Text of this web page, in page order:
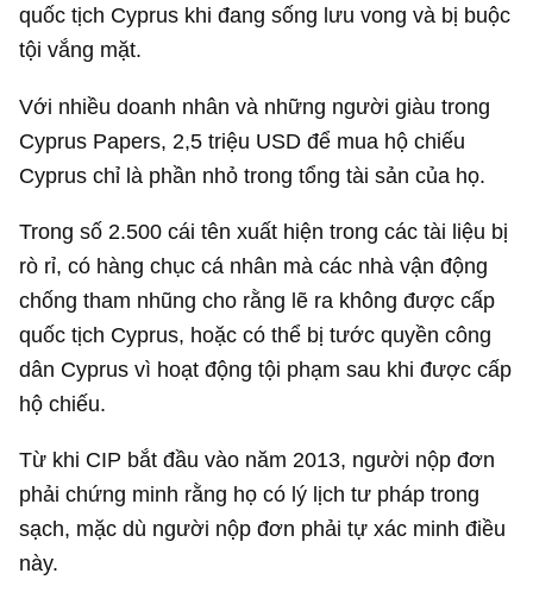
quốc tịch Cyprus khi đang sống lưu vong và bị buộc
tội vắng mặt.
Với nhiều doanh nhân và những người giàu trong
Cyprus Papers, 2,5 triệu USD để mua hộ chiếu
Cyprus chỉ là phần nhỏ trong tổng tài sản của họ.
Trong số 2.500 cái tên xuất hiện trong các tài liệu bị
rò rỉ, có hàng chục cá nhân mà các nhà vận động
chống tham nhũng cho rằng lẽ ra không được cấp
quốc tịch Cyprus, hoặc có thể bị tước quyền công
dân Cyprus vì hoạt động tội phạm sau khi được cấp
hộ chiếu.
Từ khi CIP bắt đầu vào năm 2013, người nộp đơn
phải chứng minh rằng họ có lý lịch tư pháp trong
sạch, mặc dù người nộp đơn phải tự xác minh điều
này.